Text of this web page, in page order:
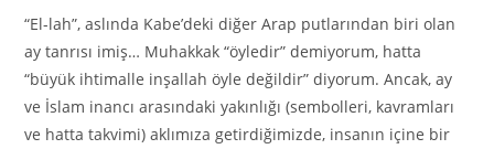
“El-lah”, aslında Kabe’deki diğer Arap putlarından biri olan
ay tanrısı imiş… Muhakkak “öyledir” demiyorum, hatta
“büyük ihtimalle inşallah öyle değildir” diyorum. Ancak, ay
ve İslam inancı arasındaki yakınlığı (sembolleri, kavramları
ve hatta takvimi) aklımıza getirdiğimizde, insanın içine bir